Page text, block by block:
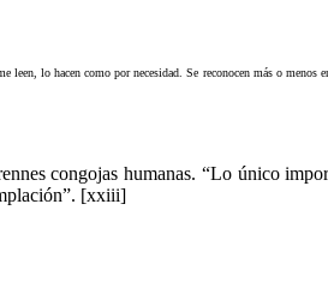
lo hacen como por necesidad. Se reconocen más o
congojas humanas. “Lo único
[xxiii]